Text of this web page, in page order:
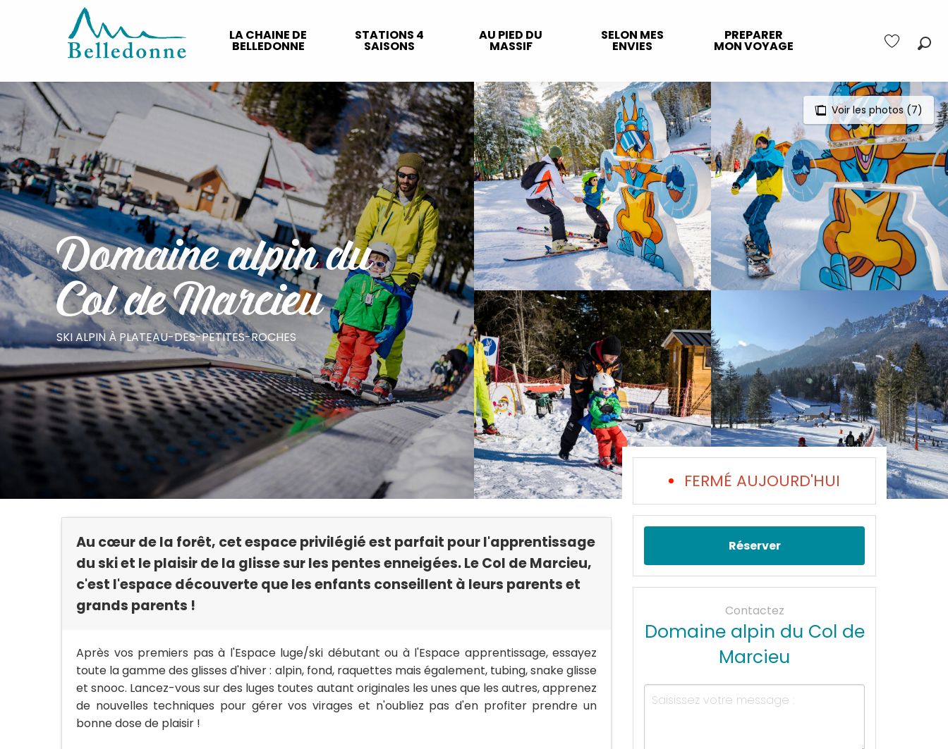
LA CHAINE DE
BELLEDONNE
STATIONS 4
SAISONS
AU PIED DU
MASSIF
SELON MES
ENVIES
PREPARER
MON VOYAGE
Voir les photos (7)
Domaine alpin du
Col de Marcieu
SKI ALPIN À PLATEAU-DES-PETITES-ROCHES
Au cœur de la forêt, cet espace privilégié est parfait pour l'apprentissage
du ski et le plaisir de la glisse sur les pentes enneigées. Le Col de Marcieu,
c'est l'espace découverte que les enfants conseillent à leurs parents et
grands parents !
Après vos premiers pas à l'Espace luge/ski débutant ou à l'Espace apprentissage, essayez
toute la gamme des glisses d'hiver : alpin, fond, raquettes mais également, tubing, snake glisse
et snooc. Lancez-vous sur des luges toutes autant originales les unes que les autres, apprenez
de nouvelles techniques pour gérer vos virages et n'oubliez pas d'en profiter prendre un
bonne dose de plaisir !
FERMÉ AUJOURD'HUI
Réserver
Contactez
Domaine alpin du Col de
Marcieu